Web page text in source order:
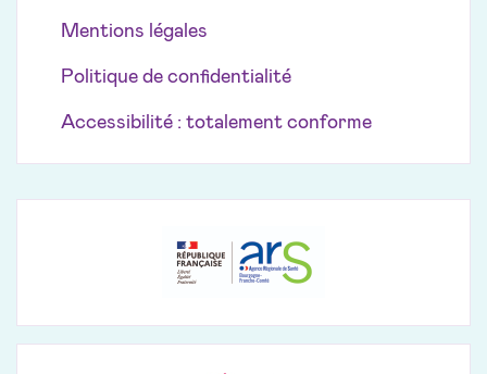
Mentions légales
Politique de confidentialité
Accessibilité : totalement conforme